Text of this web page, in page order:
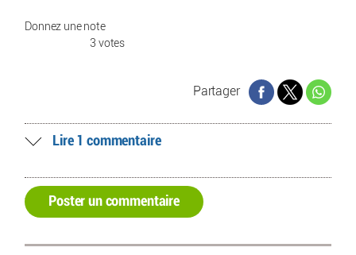
Donnez une note
3 votes
Partager
Lire 1 commentaire
Poster un commentaire